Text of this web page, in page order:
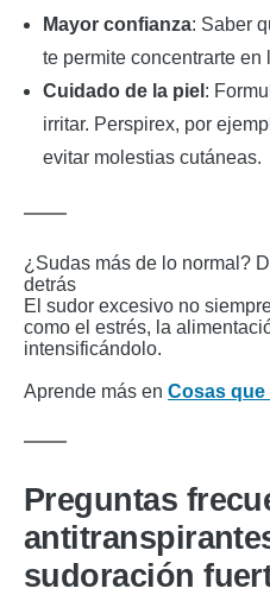
Mayor confianza: Saber
te permite concentrarte en
Cuidado de la piel :
irritar. Perspirex, por
evitar molestias cutáneas.
¿Sudas más de lo normal?
detrás
El sudor excesivo no
como el estrés, la
intensificándolo.
Aprende más en Cosas que
Preguntas
sudoración